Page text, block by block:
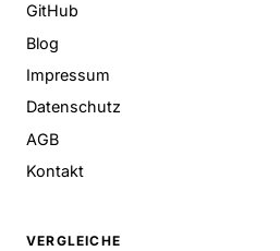
GitHub
Blog
Impressum
Datenschutz
AGB
Kontakt
VERGLEICHE